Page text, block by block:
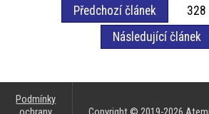
Předchozí článek
328
Následující článek
Podmínky